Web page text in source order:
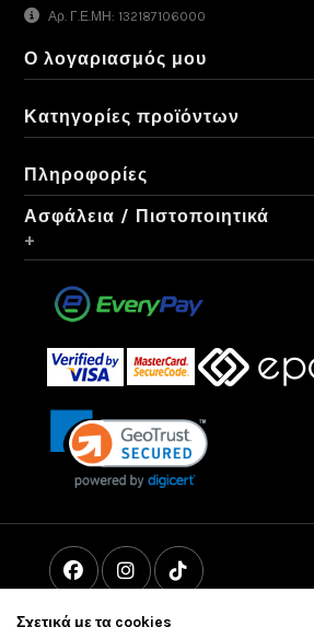
Αρ. Γ.Ε.ΜΗ: 132187106000
Ο λογαριασμός μου
Κατηγορίες προϊόντων
Πληροφορίες
Ασφάλεια / Πιστοποιητικά
+
Σχετικά με τα cookies